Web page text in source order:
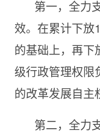
第一，全力
效。在累计下放
的基础上，再下
级行政管理权限
的改革发展自主
第二，全力